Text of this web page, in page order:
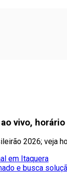
vivo,
2026; veja
em Itaquera
e busca